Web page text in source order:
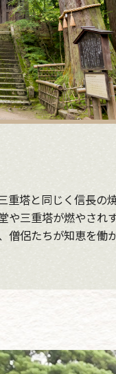
重塔と同じく信長
や三重塔が燃やされ
侶たちが知恵を働